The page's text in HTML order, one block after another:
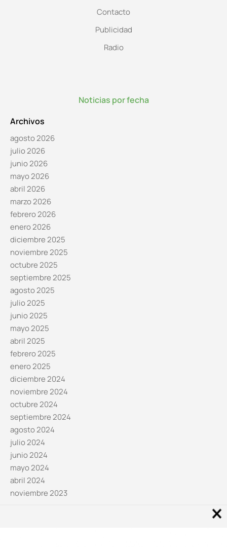
Contacto
Publicidad
Radio
Noticias por fecha
Archivos
agosto 2026
julio 2026
junio 2026
mayo 2026
abril 2026
marzo 2026
febrero 2026
enero 2026
diciembre 2025
noviembre 2025
octubre 2025
septiembre 2025
agosto 2025
julio 2025
junio 2025
mayo 2025
abril 2025
febrero 2025
enero 2025
diciembre 2024
noviembre 2024
octubre 2024
septiembre 2024
agosto 2024
julio 2024
junio 2024
mayo 2024
abril 2024
noviembre 2023